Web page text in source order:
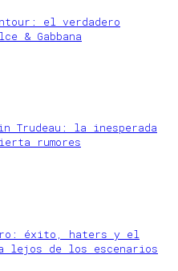
el verdadero
& Gabbana
Trudeau: la inesperada
rumores
éxito, haters y el
lejos de los escenarios